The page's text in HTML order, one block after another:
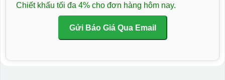
Chiết khấu tối đa 4% cho đơn hàng hôm nay.
Gửi Báo Giá Qua Email